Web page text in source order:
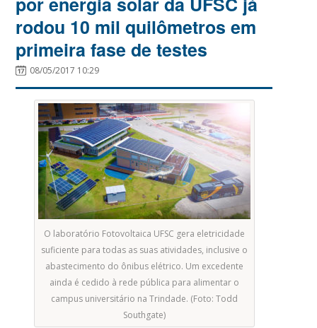
rodou 10 mil quilômetros em
primeira fase de testes
08/05/2017 10:29
O laboratório Fotovoltaica UFSC gera eletricidade
suficiente para todas as suas atividades, inclusive o
abastecimento do ônibus elétrico. Um excedente
ainda é cedido à rede pública para alimentar o
campus universitário na Trindade. (Foto: Todd
Southgate)